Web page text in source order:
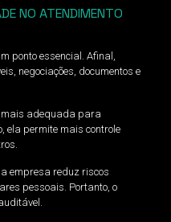
NO ATENDIMENTO
ponto essencial. Afinal,
negociações, documentos e
mais adequada para
ela permite mais controle
empresa reduz riscos
pessoais. Portanto, o